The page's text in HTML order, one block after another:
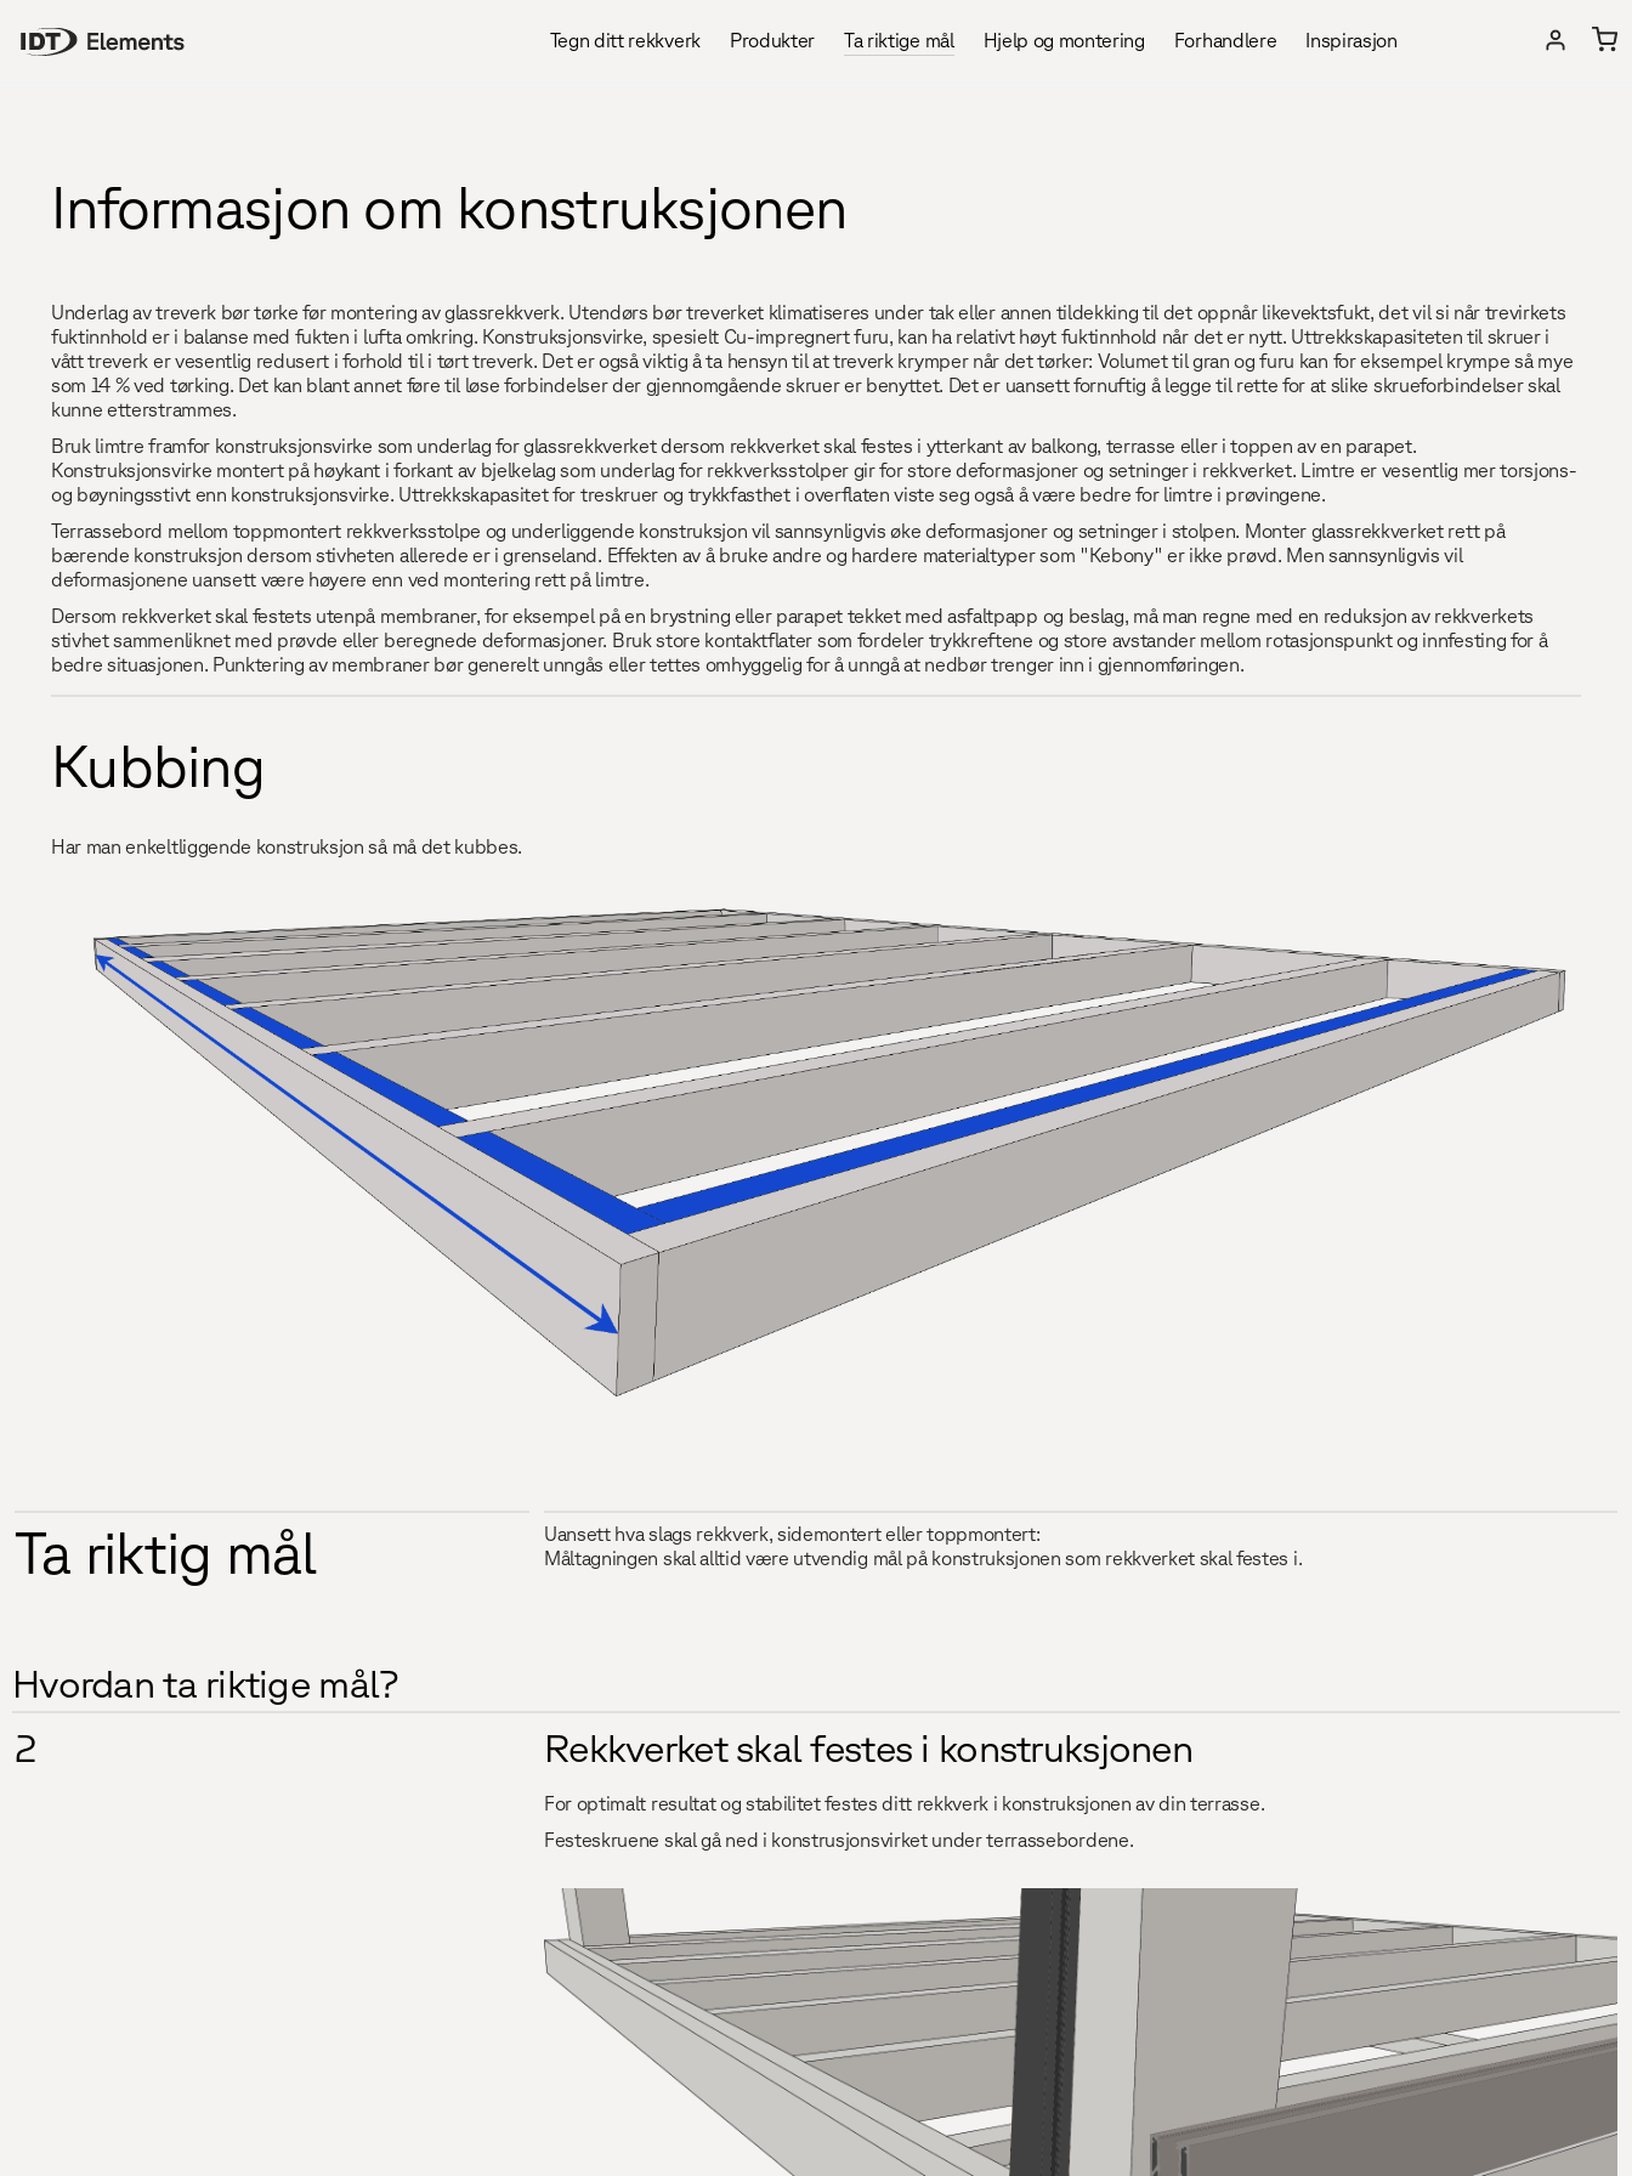
Tegn ditt rekkverk Produkter Ta riktige mål Hjelp og montering Forhandlere Inspirasjon Min konto
Informasjon om konstruksjonen
Underlag av treverk bør tørke før montering av glassrekkverk. Utendørs bør treverket klimatiseres under tak eller annen tildekking til det oppnår likevektsfukt, det vil si når trevirkets
fuktinnhold er i balanse med fukten i lufta omkring. Konstruksjonsvirke, spesielt Cu-impregnert furu, kan ha relativt høyt fuktinnhold når det er nytt. Uttrekkskapasiteten til skruer i
vått treverk er vesentlig redusert i forhold til i tørt treverk. Det er også viktig å ta hensyn til at treverk krymper når det tørker: Volumet til gran og furu kan for eksempel krympe så mye
som 14 % ved tørking. Det kan blant annet føre til løse forbindelser der gjennomgående skruer er benyttet. Det er uansett fornuftig å legge til rette for at slike skrueforbindelser skal
kunne etterstrammes.
Bruk limtre framfor konstruksjonsvirke som underlag for glassrekkverket dersom rekkverket skal festes i ytterkant av balkong, terrasse eller i toppen av en parapet.
Konstruksjonsvirke montert på høykant i forkant av bjelkelag som underlag for rekkverksstolper gir for store deformasjoner og setninger i rekkverket. Limtre er vesentlig mer torsjons-
og bøyningsstivt enn konstruksjonsvirke. Uttrekkskapasitet for treskruer og trykkfasthet i overflaten viste seg også å være bedre for limtre i prøvingene.
Terrassebord mellom toppmontert rekkverksstolpe og underliggende konstruksjon vil sannsynligvis øke deformasjoner og setninger i stolpen. Monter glassrekkverket rett på
bærende konstruksjon dersom stivheten allerede er i grenseland. Effekten av å bruke andre og hardere materialtyper som "Kebony" er ikke prøvd. Men sannsynligvis vil
deformasjonene uansett være høyere enn ved montering rett på limtre.
Dersom rekkverket skal festets utenpå membraner, for eksempel på en brystning eller parapet tekket med asfaltpapp og beslag, må man regne med en reduksjon av rekkverkets
stivhet sammenliknet med prøvde eller beregnede deformasjoner. Bruk store kontaktflater som fordeler trykkreftene og store avstander mellom rotasjonspunkt og innfesting for å
bedre situasjonen. Punktering av membraner bør generelt unngås eller tettes omhyggelig for å unngå at nedbør trenger inn i gjennomføringen.
Kubbing
Har man enkeltliggende konstruksjon så må det kubbes.
Ta riktig mål
Uansett hva slags rekkverk, sidemontert eller toppmontert:
Måltagningen skal alltid være utvendig mål på konstruksjonen som rekkverket skal festes i.
Hvordan ta riktige mål?
2
Rekkverket skal festes i konstruksjonen
For optimalt resultat og stabilitet festes ditt rekkverk i konstruksjonen av din terrasse.
Festeskruene skal gå ned i konstrusjonsvirket under terrassebordene.